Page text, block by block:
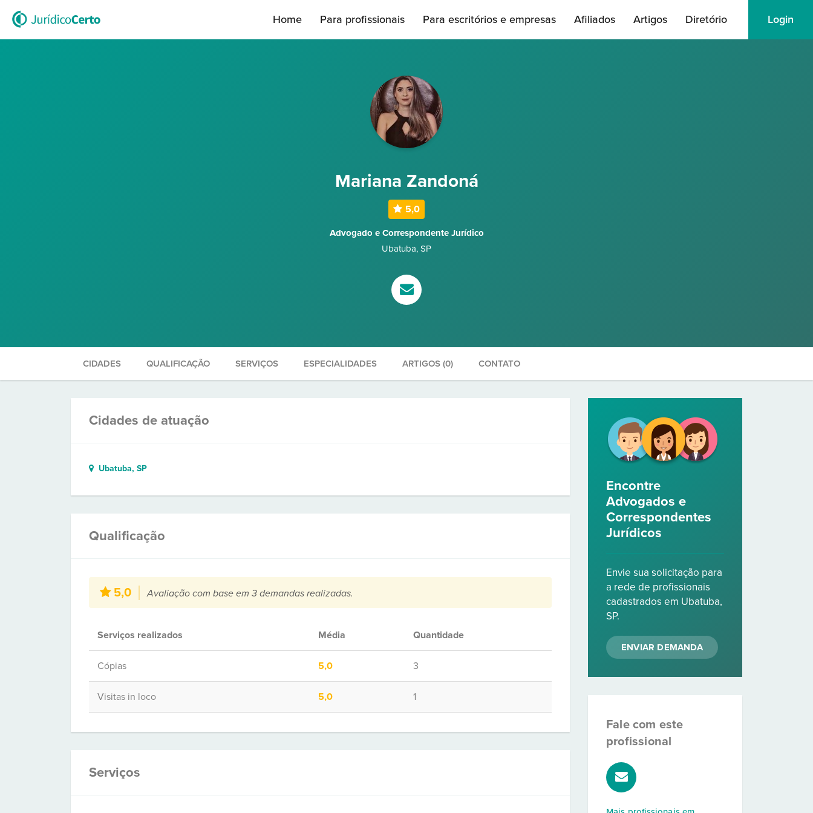
Home Para profissionais Para escritórios e empresas Afiliados Artigos Diretório Login
Mariana Zandoná
5,0
Advogado e Correspondente Jurídico
Ubatuba, SP
CIDADES QUALIFICAÇÃO SERVIÇOS ESPECIALIDADES ARTIGOS (0) CONTATO
Cidades de atuação
Ubatuba, SP
Qualificação
5,0 Avaliação com base em 3 demandas realizadas.
Serviços realizados Média Quantidade
Cópias 5,0 3
Visitas in loco 5,0 1
Serviços
Encontre
Advogados e
Correspondentes
Jurídicos
Envie sua solicitação para
a rede de profissionais
cadastrados em Ubatuba,
SP.
ENVIAR DEMANDA
Fale com este
profissional